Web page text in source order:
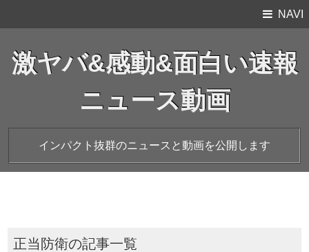
NAVI
激ヤバ&感動&面白い速報
ニュース動画
インパクト抜群のニュースと動画を公開します
正当防衛の記事一覧